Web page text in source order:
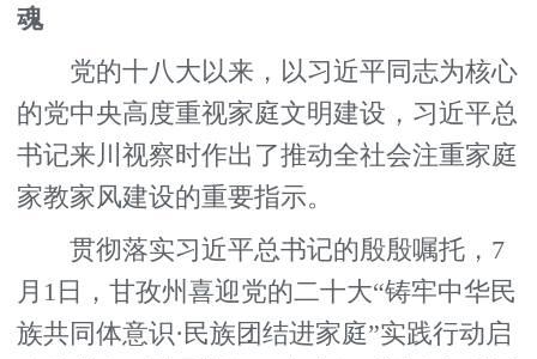
魂
党的十八大以来，以习近平同志为核心
的党中央高度重视家庭文明建设，习近平总
书记来川视察时作出了推动全社会注重家庭
家教家风建设的重要指示。
贯彻落实习近平总书记的殷殷嘱托，7
月1日，甘孜州喜迎党的二十大“铸牢中华民
族共同体意识·民族团结进家庭”实践行动启